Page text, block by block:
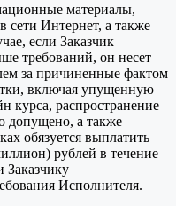
материалы,
сети Интернет, а также
если Заказчик
требований, он несет
за причиненные фактом
включая упущенную
курса, распространение
допущено, а также
обязуется выплатить
рублей в течение
Заказчику
Исполнителя.